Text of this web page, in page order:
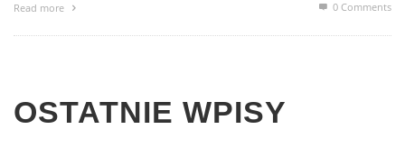
Read more 0 Comments
OSTATNIE WPISY